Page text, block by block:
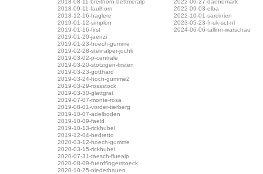
2018-08-11-breithorn-bettmeralp
2018-09-11-faulhorn
2018-12-16-haglere
2019-01-12-simplon
2019-01-16-first
2019-01-20-jaenzi
2019-01-23-hoech-gumme
2019-02-28-steinalper-jochli
2019-03-02-p-centrale
2019-03-20-stotzigen-firsten
2019-03-23-gotthard
2019-03-24-hoch-gumme2
2019-03-29-rossstock
2019-03-30-glattgrat
2019-07-07-monte-rosa
2019-08-01-vorder-tierberg
2019-10-07-adelboden
2019-10-09-faeld
2019-10-13-rickhubel
2019-12-04-bedretto
2020-03-12-hoech-gumme
2020-03-15-rickhubel
2020-07-31-taesch-fluealp
2020-08-09-fuenffingerstoeck
2020-10-25-niederbauen
2022-06-27-daenemark
2022-09-03-elba
2022-10-01-sardinien
2023-05-23-fr-uk-sct-nl
2024-06-06-tallinn-warschau